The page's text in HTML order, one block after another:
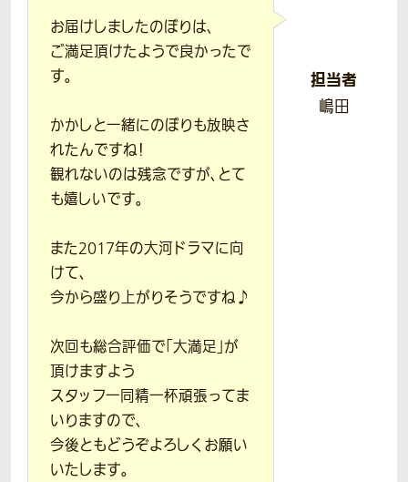
お届けしましたのぼりは、
ご満足頂けたようで良かったで
す。
かかしと一緒にのぼりも放映さ
れたんですね！
観れないのは残念ですが、とて
も嬉しいです。
また2017年の大河ドラマに向
けて、
今から盛り上がりそうですね♪
次回も総合評価で「大満足」が
頂けますよう
スタッフ一同精一杯頑張ってま
いりますので、
今後ともどうぞよろしくお願い
いたします。
担当者
嶋田